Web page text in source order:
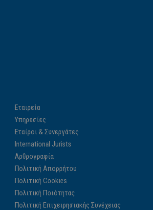
Εταιρεία
Υπηρεσίες
Εταίροι & Συνεργάτες
International Jurists
Αρθρογραφία
Πολιτική Απορρήτου
Πολιτική Cookies
Πολιτική Ποιότητας
Πολιτική Επιχειρησιακής Συνέχειας